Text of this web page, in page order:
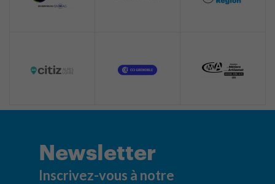
Newsletter
Inscrivez-vous à notre